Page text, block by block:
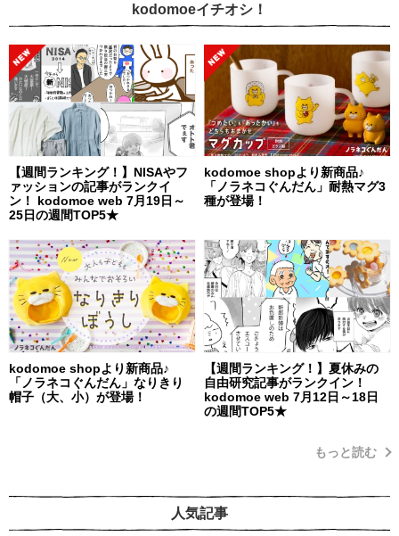
kodomoeイチオシ！
【週間ランキング！】NISAやフ
ァッションの記事がランクイ
ン！ kodomoe web 7月19日～
25日の週間TOP5★
kodomoe shopより新商品♪
「ノラネコぐんだん」耐熱マグ3
種が登場！
kodomoe shopより新商品♪
「ノラネコぐんだん」なりきり
帽子（大、小）が登場！
【週間ランキング！】夏休みの
自由研究記事がランクイン！
kodomoe web 7月12日～18日
の週間TOP5★
もっと読む
人気記事